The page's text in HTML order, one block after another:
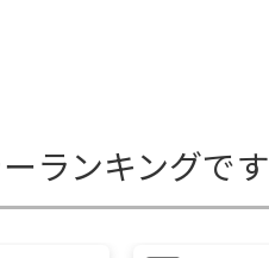
ランキングです